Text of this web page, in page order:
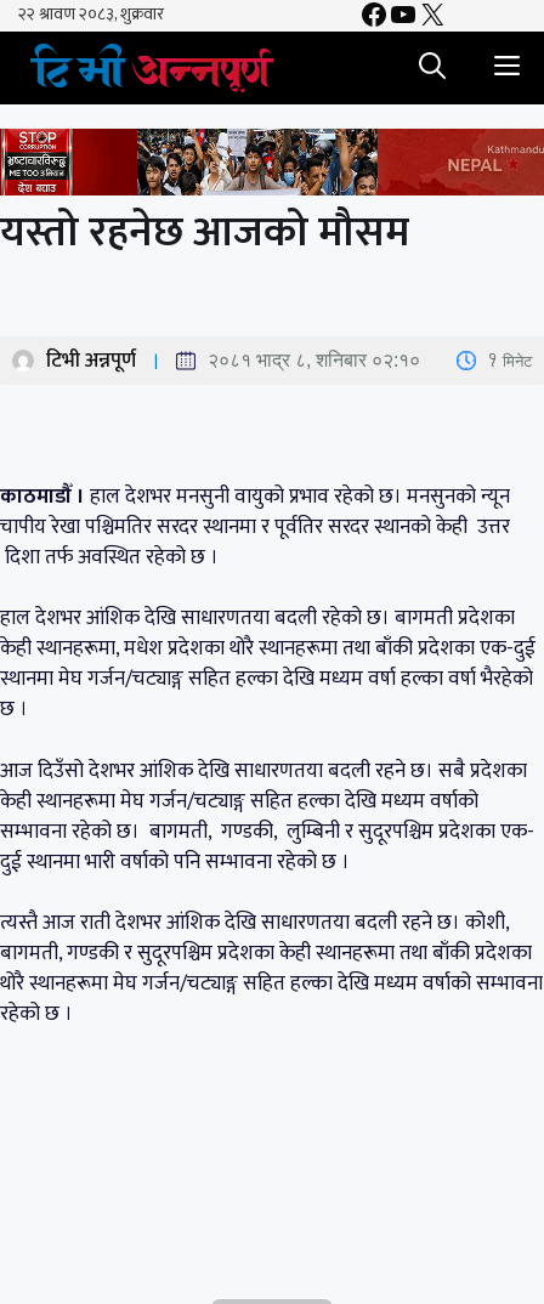
Skip
content
Facebook
YouTube
X
यस्तो रहनेछ आजको मौसम
टिभी अन्नपूर्ण २०८१ भाद्र ८, शनिबार ०२:१० 1 मिनेट
काठमाडौँ । हाल देशभर मनसुनी वायुको प्रभाव रहेको छ। मनसुनको न्यून
चापीय रेखा पश्चिमतिर सरदर स्थानमा र पूर्वतिर सरदर स्थानको केही उत्तर
दिशा तर्फ अवस्थित रहेको छ ।
हाल देशभर आंशिक देखि साधारणतया बदली रहेको छ। बागमती प्रदेशका
केही स्थानहरूमा, मधेश प्रदेशका थोरै स्थानहरूमा तथा बाँकी प्रदेशका एक-दुई
स्थानमा मेघ गर्जन/चट्याङ्ग सहित हल्का देखि मध्यम वर्षा हल्का वर्षा भैरहेको
छ ।
आज दिउँसो देशभर आंशिक देखि साधारणतया बदली रहने छ। सबै प्रदेशका
केही स्थानहरूमा मेघ गर्जन/चट्याङ्ग सहित हल्का देखि मध्यम वर्षाको
सम्भावना रहेको छ। बागमती, गण्डकी, लुम्बिनी र सुदूरपश्चिम प्रदेशका एक-
दुई स्थानमा भारी वर्षाको पनि सम्भावना रहेको छ ।
त्यस्तै आज राती देशभर आंशिक देखि साधारणतया बदली रहने छ। कोशी,
बागमती, गण्डकी र सुदूरपश्चिम प्रदेशका केही स्थानहरूमा तथा बाँकी प्रदेशका
थोरै स्थानहरूमा मेघ गर्जन/चट्याङ्ग सहित हल्का देखि मध्यम वर्षाको सम्भावना
रहेको छ ।